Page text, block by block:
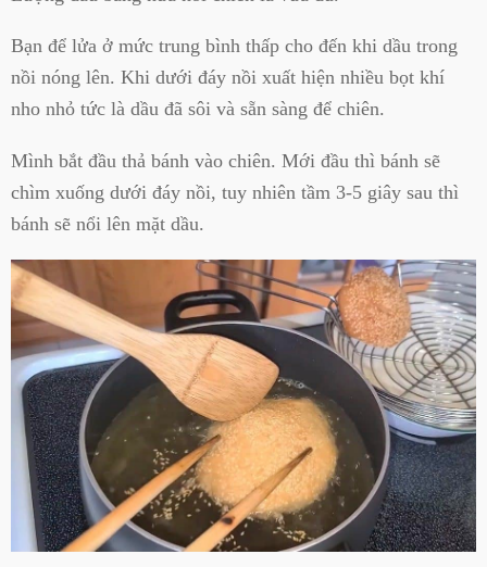
Bạn để lửa ở mức trung bình thấp cho đến khi dầu trong
nồi nóng lên. Khi dưới đáy nồi xuất hiện nhiều bọt khí
nho nhỏ tức là dầu đã sôi và sẵn sàng để chiên.
Mình bắt đầu thả bánh vào chiên. Mới đầu thì bánh sẽ
chìm xuống dưới đáy nồi, tuy nhiên tầm 3-5 giây sau thì
bánh sẽ nổi lên mặt dầu.